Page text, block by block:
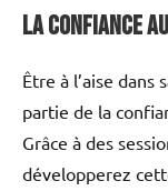
La confiance
Être à l’aise
partie de la
Grâce à des
développerez